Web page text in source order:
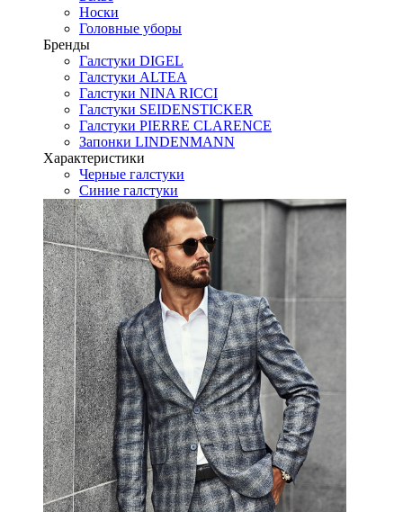
Носки
Головные уборы
Бренды
Галстуки DIGEL
Галстуки ALTEA
Галстуки NINA RICCI
Галстуки SEIDENSTICKER
Галстуки PIERRE CLARENCE
Запонки LINDENMANN
Характеристики
Черные галстуки
Синие галстуки